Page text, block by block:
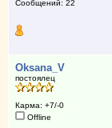
Сообщений: 22
Oksana_V
постоялец
Карма: +7/-0
Offline